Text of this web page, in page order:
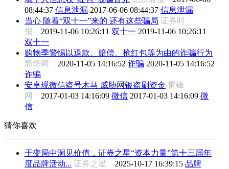
08:44:37 信息泄漏 2017-06-06 08:44:37 信息泄漏
当心 随着“双十一”来的 还有这些骗局 证券时
报 2019-11-06 10:26:11 双十一 2019-11-06 10:26:11
双十一
购物季警惕以退款、赔偿、抢红包等为由的诈骗行为
新华网 2020-11-05 14:16:52 诈骗 2020-11-05 14:16:52
诈骗
安卓现微信盗号木马 威胁网银盗刷资金 雷锋
网 2017-01-03 14:16:09 微信 2017-01-03 14:16:09 微
信
猜你喜欢
于变局中洞见价值，证券之星“资本力量”第十三届年
度品牌活动... 证券之星 2025-10-17 16:39:15 品牌